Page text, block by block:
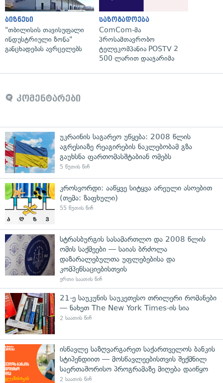
ბიზნესი
"თბილისის თავისუფალი
ინდუსტრიული ზონა"
განცხადებას ავრცელებს
საზოგადოება
ComCom-მა
პროსამთავრობო
ტელეკომპანია POSTV 2
500 ლარით დააჯარიმა
კომენტარები
უკრაინის საგარეო უწყება: 2008 წლის
აგრესიაზე რეაგირების ნაკლებობამ გზა
გაუხსნა ფართომასშტაბიან ომებს
5 წუთის წინ
კროსვორდი: ააწყვე სიტყვა არეული ასოებით
(თემა: ზაფხული)
55 წუთის წინ
სტრასბურგის სასამართლო და 2008 წლის
ომის საქმეები — საიას ბრძოლა
დაზარალებულთა უფლებებისა და
კომპენსაციებისთვის
ერთი საათის წინ
21-ე საუკუნის საუკეთესო თრილერი რომანები
— ნახეთ The New York Times-ის სია
2 საათის წინ
ისწავლე საზღვარგარეთ საქართველოს ბანკის
სტიპენდიით — მოსწავლეებისთვის შექმნილ
საერთაშორისო პროგრამაზე მიღება დაიწყო
2 საათის წინ